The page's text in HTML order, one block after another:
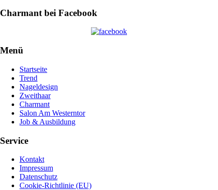
Charmant bei Facebook
Menü
Startseite
Trend
Nageldesign
Zweithaar
Charmant
Salon Am Westerntor
Job & Ausbildung
Service
Kontakt
Impressum
Datenschutz
Cookie-Richtlinie (EU)